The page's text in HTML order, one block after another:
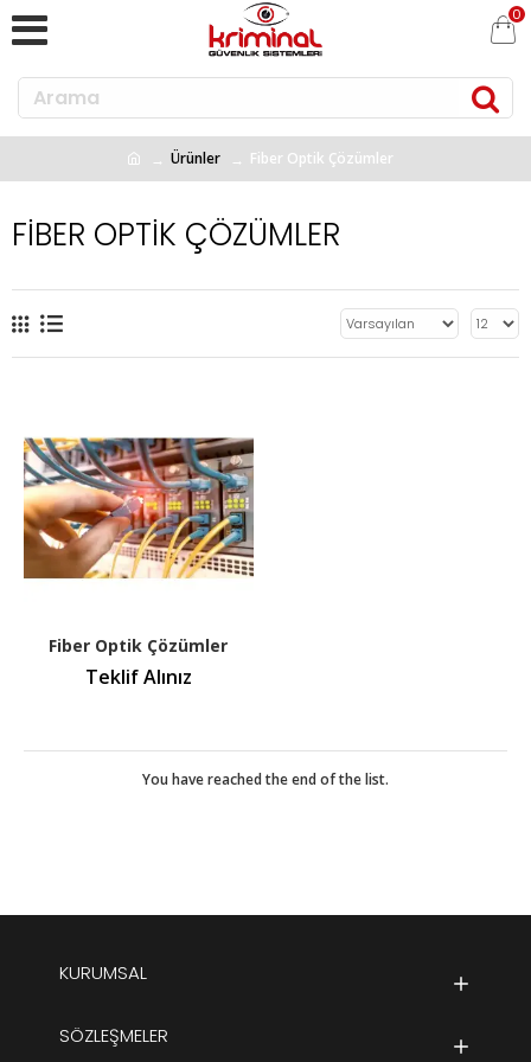
0
Ürünler Fiber Optik Çözümler
FIBER OPTIK ÇÖZÜMLER
Fiber Optik Çözümler
Teklif Alınız
You have reached the end of the list.
KURUMSAL
SÖZLEŞMELER